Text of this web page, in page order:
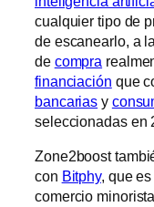
cualquier tipo de
de escanearlo, a
de compra
financiación que
bancarias y
seleccionadas en
Zone2boost
con Bitphy, que
comercio